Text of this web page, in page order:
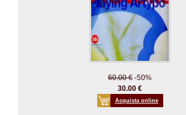
60.00 € -50%
30.00 €
Acquista online